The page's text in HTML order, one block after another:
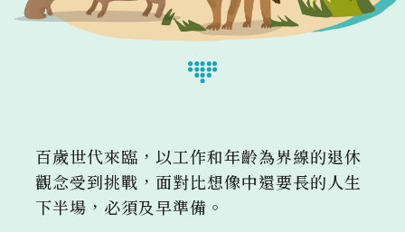
百歲世代來臨，以工作和年齡為界線的退休
觀念受到挑戰，面對比想像中還要長的人生
下半場，必須及早準備。